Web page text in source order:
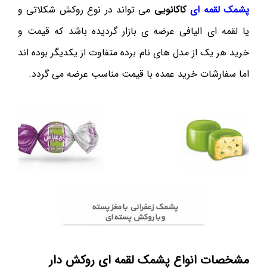
پشمک لقمه ایکاکائویی می تواند در نوع روکش شکلاتی و
یا لقمه ای الیافی عرضه ی بازار گردیده باشد که قیمت و
خرید هر یک از مدل های نام برده متفاوت از یکدیگر بوده اند
اما سفارشات خرید عمده با قیمت مناسب عرضه می گردد.
مشخصات انواع پشمک لقمه ای روکش دار